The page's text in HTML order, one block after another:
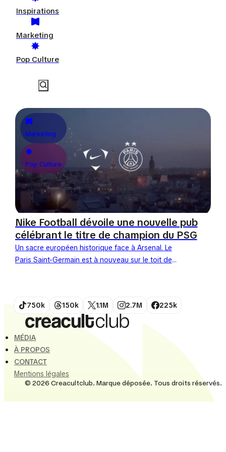
Inspirations
Marketing
Pop Culture
Marketing
Pop Culture
Nike Football dévoile une nouvelle pub
célébrant le titre de champion du PSG
Un sacre européen historique face à Arsenal. Le
Paris Saint-Germain est à nouveau sur le toit de
750k 150k 1.1M 2.7M 225k
MÉDIA
À PROPOS
CONTACT
Mentions légales
© 2026 Creacultclub. Marque déposée. Tous droits réservés.